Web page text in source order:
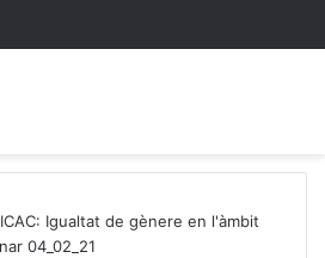
Igualtat de gènere en l'àmbit
04_02_21